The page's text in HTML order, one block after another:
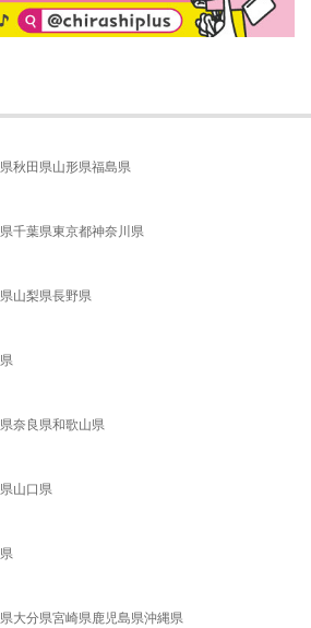
秋田県山形県福島県
千葉県東京都神奈川県
山梨県長野県
奈良県和歌山県
山口県
大分県宮崎県鹿児島県沖縄県